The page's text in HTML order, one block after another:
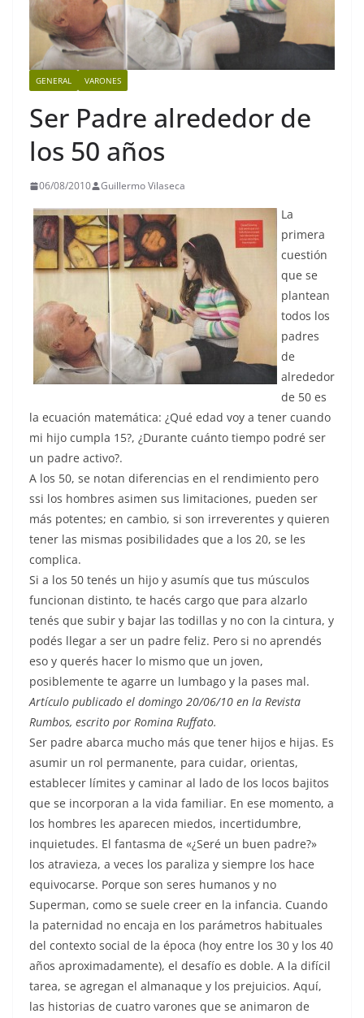
GENERAL VARONES
Ser Padre alrededor de
los 50 años
06/08/2010 Guillermo Vilaseca
La
primera
cuestión
que se
plantean
todos los
padres
de
alrededor
de 50 es
la ecuación matemática: ¿Qué edad voy a tener cuando
mi hijo cumpla 15?, ¿Durante cuánto tiempo podré ser
un padre activo?.
A los 50, se notan diferencias en el rendimiento pero
ssi los hombres asimen sus limitaciones, pueden ser
más potentes; en cambio, si son irreverentes y quieren
tener las mismas posibilidades que a los 20, se les
complica.
Si a los 50 tenés un hijo y asumís que tus músculos
funcionan distinto, te hacés cargo que para alzarlo
tenés que subir y bajar las todillas y no con la cintura, y
podés llegar a ser un padre feliz. Pero si no aprendés
eso y querés hacer lo mismo que un joven,
posiblemente te agarre un lumbago y la pases mal.
Artículo publicado el domingo 20/06/10 en la Revista
Rumbos, escrito por Romina Ruffato.
Ser padre abarca mucho más que tener hijos e hijas. Es
asumir un rol permanente, para cuidar, orientas,
establecer límites y caminar al lado de los locos bajitos
que se incorporan a la vida familiar. En ese momento, a
los hombres les aparecen miedos, incertidumbre,
inquietudes. El fantasma de «¿Seré un buen padre?»
los atravieza, a veces los paraliza y siempre los hace
equivocarse. Porque son seres humanos y no
Superman, como se suele creer en la infancia. Cuando
la paternidad no encaja en los parámetros habituales
del contexto social de la época (hoy entre los 30 y los 40
años aproximadamente), el desafío es doble. A la difícil
tarea, se agregan el almanaque y los prejuicios. Aquí,
las historias de cuatro varones que se animaron de